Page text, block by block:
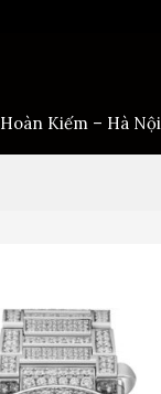
Kiếm – Hà Nội